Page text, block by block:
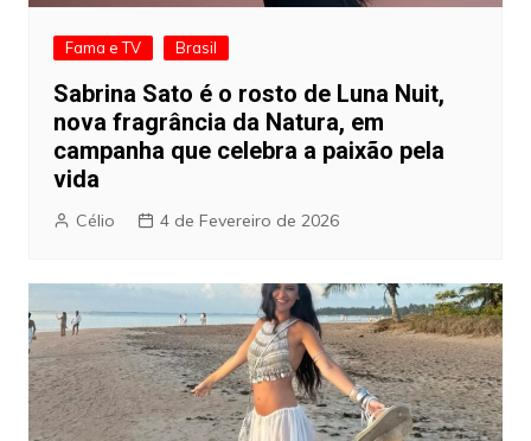
Fama e TV Brasil
Sabrina Sato é o rosto de Luna Nuit,
nova fragrância da Natura, em
campanha que celebra a paixão pela
vida
Célio 4 de Fevereiro de 2026